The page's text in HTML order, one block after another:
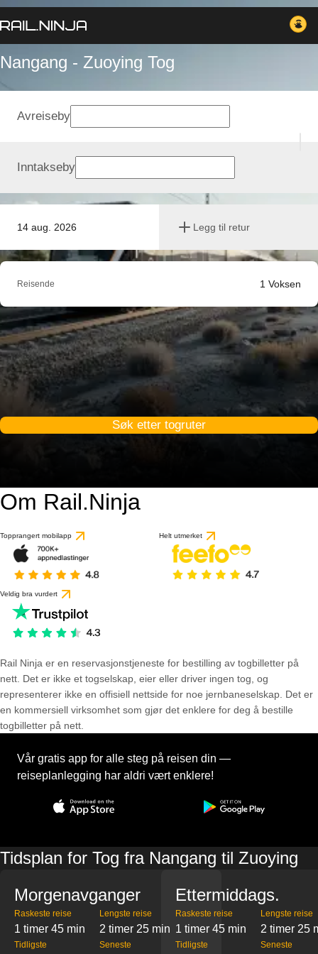
Nangang - Zuoying Tog
14 aug. 2026 Legg til retur
Avreiseby
Inntakseby
Reisende 1 Voksen
Søk etter togruter
Om Rail.Ninja
Topprangert mobilapp Helt utmerket
Veldig bra vurdert
Rail Ninja er en reservasjons­tjeneste for bestilling av togbilletter på
nett. Det er ikke et togselskap, eier eller driver ingen tog, og
representerer ikke en offisiell nettside for noe jernbaneselskap. Det er
en kommersiell virksomhet som gjør det enklere for deg å bestille
togbilletter på nett.
Vår gratis app for alle steg på reisen din —
reiseplanlegging har aldri vært enklere!
Tidsplan for Tog fra Nangang til Zuoying
Morgenavganger
Raskeste reise
1 timer 45 min
Lengste reise
2 timer 25 min
Tidligste Seneste
Ettermiddags.
Raskeste reise
1 timer 45 min
Lengste reise
2 timer 25
Tidligste Seneste